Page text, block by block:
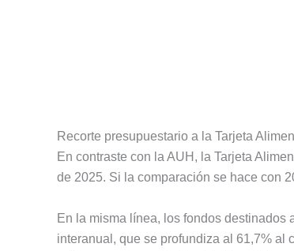
Recorte presupuestario a la Tarjeta
En contraste con la AUH, la Tarjeta
de 2025. Si la comparación se hace con
En la misma línea, los fondos
interanual, que se profundiza al 61,7% al